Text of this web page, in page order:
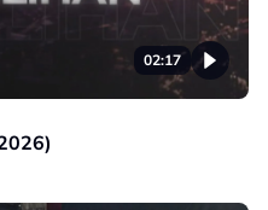
02:17